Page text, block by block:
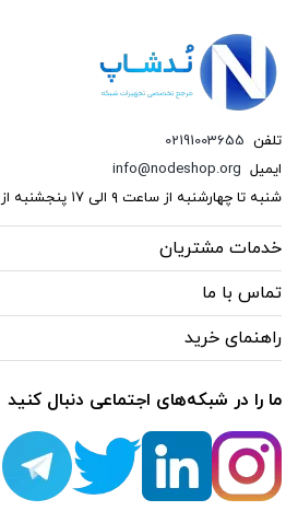
تلفن 02191003655
ایمیل info@nodeshop.org
شنبه تا چهارشنبه از ساعت ۹ الی ۱۷ پنجشنبه از ساعت ۹ الی ۱۳
خدمات مشتریان
تماس با ما
راهنمای خرید
ما را در شبکه‌های اجتماعی دنبال کنید